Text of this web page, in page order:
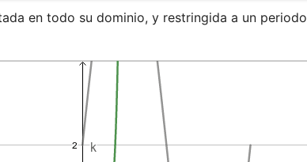
en todo su dominio, y restringida a un periodo